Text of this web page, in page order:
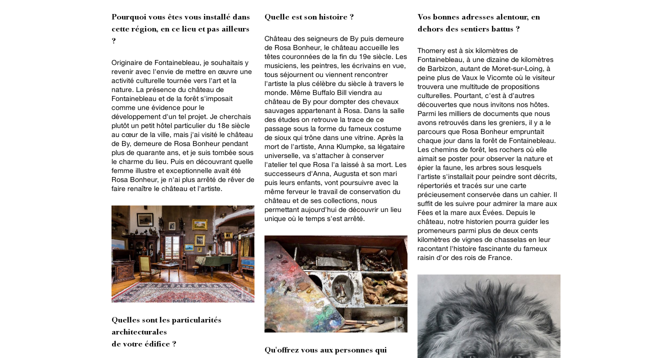
Pourquoi vous êtes vous installé dans
cette région, en ce lieu et pas ailleurs
?
Originaire de Fontainebleau, je souhaitais y
revenir avec l'envie de mettre en œuvre une
activité culturelle tournée vers l'art et la
nature. La présence du château de
Fontainebleau et de la forêt s'imposait
comme une évidence pour le
développement d'un tel projet. Je cherchais
plutôt un petit hôtel particulier du 18e siècle
au cœur de la ville, mais j'ai visité le château
de By, demeure de Rosa Bonheur pendant
plus de quarante ans, et je suis tombée sous
le charme du lieu. Puis en découvrant quelle
femme illustre et exceptionnelle avait été
Rosa Bonheur, je n'ai plus arrêté de rêver de
faire renaître le château et l'artiste.
Quelles sont les particularités
architecturales
de votre édifice ?
Quelle est son histoire ?
Château des seigneurs de By puis demeure
de Rosa Bonheur, le château accueille les
têtes couronnées de la fin du 19e siècle. Les
musiciens, les peintres, les écrivains en vue,
tous séjournent ou viennent rencontrer
l'artiste la plus célèbre du siècle à travers le
monde. Même Buffalo Bill viendra au
château de By pour dompter des chevaux
sauvages appartenant à Rosa. Dans la salle
des études on retrouve la trace de ce
passage sous la forme du fameux costume
de sioux qui trône dans une vitrine. Après la
mort de l'artiste, Anna Klumpke, sa légataire
universelle, va s'attacher à conserver
l'atelier tel que Rosa l'a laissé à sa mort. Les
successeurs d'Anna, Augusta et son mari
puis leurs enfants, vont poursuivre avec la
même ferveur le travail de conservation du
château et de ses collections, nous
permettant aujourd'hui de découvrir un lieu
unique où le temps s'est arrêté.
Qu'offrez vous aux personnes qui
Vos bonnes adresses alentour, en
dehors des sentiers battus ?
Thomery est à six kilomètres de
Fontainebleau, à une dizaine de kilomètres
de Barbizon, autant de Moret-sur-Loing, à
peine plus de Vaux le Vicomte où le visiteur
trouvera une multitude de propositions
culturelles. Pourtant, c'est à d'autres
découvertes que nous invitons nos hôtes.
Parmi les milliers de documents que nous
avons retrouvés dans les greniers, il y a le
parcours que Rosa Bonheur empruntait
chaque jour dans la forêt de Fontainebleau.
Les chemins de forêt, les rochers où elle
aimait se poster pour observer la nature et
épier la faune, les arbres sous lesquels
l'artiste s'installait pour peindre sont décrits,
répertoriés et tracés sur une carte
précieusement conservée dans un cahier. Il
suffit de les suivre pour admirer la mare aux
Fées et la mare aux Évées. Depuis le
château, notre historien pourra guider les
promeneurs parmi plus de deux cents
kilomètres de vignes de chasselas en leur
racontant l'histoire fascinante du fameux
raisin d'or des rois de France.